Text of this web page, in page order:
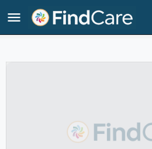
Home Listings おおえどの里